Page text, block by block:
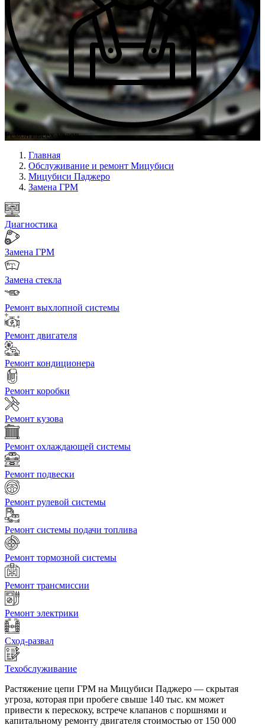
Ремонт всех узлов
Главная
Обслуживание и ремонт Мицубиси
Мицубиси Паджеро
Замена ГРМ
Диагностика
Замена ГРМ
Замена стекла
Ремонт выхлопной системы
Ремонт двигателя
Ремонт кондиционера
Ремонт коробки
Ремонт кузова
Ремонт охлаждающей системы
Ремонт подвески
Ремонт рулевой системы
Ремонт системы подачи топлива
Ремонт тормозной системы
Ремонт трансмиссии
Ремонт электрики
Сход-развал
Техобслуживание
Растяжение цепи ГРМ на Мицубиси Паджеро — скрытая
угроза, которая при пробеге свыше 140 тыс. км может
привести к перескоку, встрече клапанов с поршнями и
капитальному ремонту двигателя стоимостью от 150 000